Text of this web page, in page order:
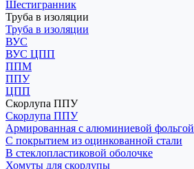
Шестигранник
Труба в изоляции
Труба в изоляции
ВУС
ВУС ЦПП
ППМ
ППУ
ЦПП
Скорлупа ППУ
Скорлупа ППУ
Армированная с алюминиевой фольгой
С покрытием из оцинкованной стали
В стеклопластиковой оболочке
Хомуты для скорлупы